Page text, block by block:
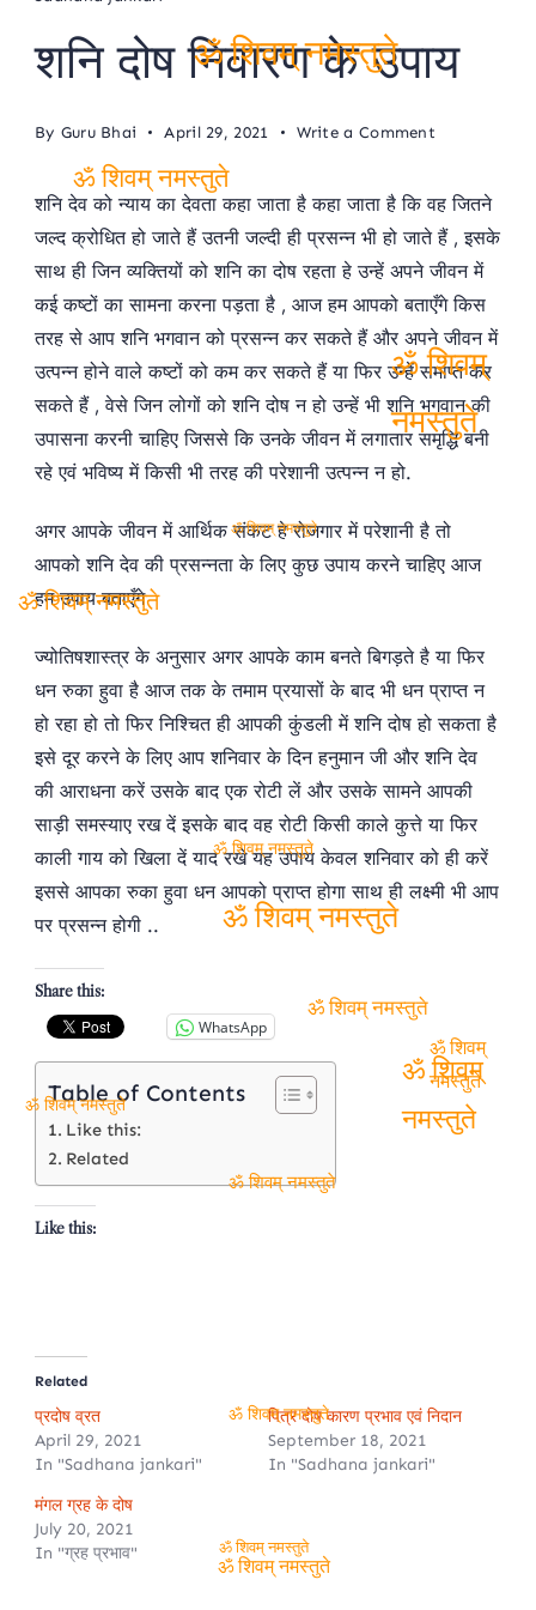
शनि दोष निवारण के उपाय
By Guru Bhai April 29, 2021 Write a Comment
निवारण
के
उपाय
शनि देव को न्याय का देवता कहा जाता है कहा जाता है कि वह जितने
जल्द क्रोधित हो जाते हैं उतनी जल्दी ही प्रसन्न भी हो जाते हैं , इसके
साथ ही जिन व्यक्तियों को शनि का दोष रहता हे उन्हें अपने जीवन में
कई कष्टों का सामना करना पड़ता है , आज हम आपको बताएँगे किस
तरह से आप शनि भगवान को प्रसन्न कर सकते हैं और अपने जीवन में
उत्पन्न होने वाले कष्टों को कम कर सकते हैं या फिर उन्हें समाप्त कर
सकते हैं , वेसे जिन लोगों को शनि दोष न हो उन्हें भी शनि भगवान की
उपासना करनी चाहिए जिससे कि उनके जीवन में लगातार समृद्धि बनी
रहे एवं भविष्य में किसी भी तरह की परेशानी उत्पन्न न हो.
अगर आपके जीवन में आर्थिक संकट हे रोजगार में परेशानी है तो
आपको शनि देव की प्रसन्नता के लिए कुछ उपाय करने चाहिए आज
हम उपाय बताएँगे
ज्योतिषशास्त्र के अनुसार अगर आपके काम बनते बिगड़ते है या फिर
धन रुका हुवा है आज तक के तमाम प्रयासों के बाद भी धन प्राप्त न
हो रहा हो तो फिर निश्चित ही आपकी कुंडली में शनि दोष हो सकता है
इसे दूर करने के लिए आप शनिवार के दिन हनुमान जी और शनि देव
की आराधना करें उसके बाद एक रोटी लें और उसके सामने आपकी
साड़ी समस्याए रख दें इसके बाद वह रोटी किसी काले कुत्ते या फिर
काली गाय को खिला दें याद रखे यह उपाय केवल शनिवार को ही करें
इससे आपका रुका हुवा धन आपको प्राप्त होगा साथ ही लक्ष्मी भी आप
पर प्रसन्न होगी ..
Share this:
WhatsApp
Table of Contents
Like this:
Related
Like this:
Related
प्रदोष व्रत
April 29, 2021
In "Sadhana jankari"
पित्र दोष कारण प्रभाव एवं निदान
September 18, 2021
In "Sadhana jankari"
मंगल ग्रह के दोष
July 20, 2021
In "ग्रह प्रभाव"
ॐ शिवम् नमस्तुते
ॐ शिवम् नमस्तुते
ॐ शिवम् नमस्तुते
ॐ शिवम् नमस्तुते
ॐ शिवम् नमस्तुते
ॐ शिवम्
नमस्तुते
ॐ शिवम् नमस्तुते
ॐ शिवम्
ॐ शिवम्
नमस्तुते
ॐ शिवम् नमस्तुते